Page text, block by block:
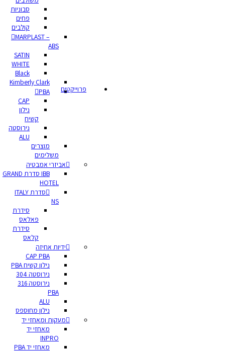
סבוניות
פחים
קולבים
MARPLAST –
ABS
SATIN
WHITE
Black
Kimberly Clark
PBA
CAP
נילון
קשיח
נירוסטה
ALU
מוצרים
משלימים
אביזרי אמבטיה
IBB סדרת GRAND
HOTEL
סדרת ITALY
NS
סידרת
פאלאס
סידרת
קלאס
ידיות אחיזה
CAP PBA
נילון קשיח PBA
נירוסטה 304
נירוסטה 316
PBA
ALU
נילון מחוספס
מעקות ומאחזי יד
מאחזי יד
INPRO
מאחזי יד PBA
פרוייקטים